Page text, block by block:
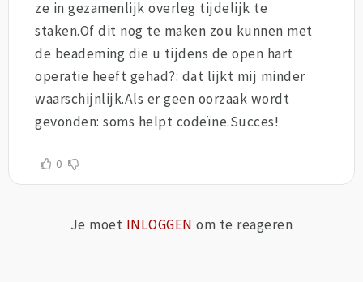
ze in gezamenlijk overleg tijdelijk te
staken.Of dit nog te maken zou kunnen met
de beademing die u tijdens de open hart
operatie heeft gehad?: dat lijkt mij minder
waarschijnlijk.Als er geen oorzaak wordt
gevonden: soms helpt codeïne.Succes!
0
Je moet INLOGGEN om te reageren